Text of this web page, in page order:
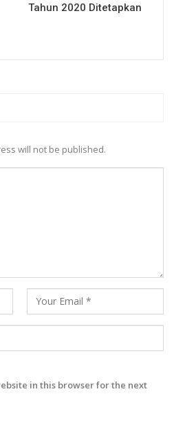
Tahun 2020 Ditetapkan
will not be published.
in this browser for the next